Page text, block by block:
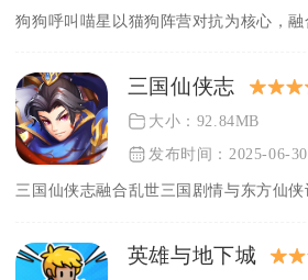
三国仙侠志
大小：92.84MB
发布时间：2025-06-30
英雄与地下城